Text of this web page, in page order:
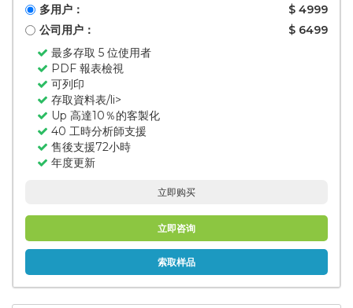
多用户：
$ 4999
公司用户：
$ 6499
最多存取 5 位使用者
PDF 報表檢視
可列印
存取資料表/li>
Up 高達10％的客製化
40 工時分析師支援
售後支援72小時
年度更新
立即购买
立即咨询
索取样品